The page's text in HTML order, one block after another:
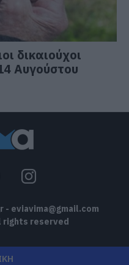
δικαιούχοι
Αυγούστου
- eviavima@gmail.com
rights reserved